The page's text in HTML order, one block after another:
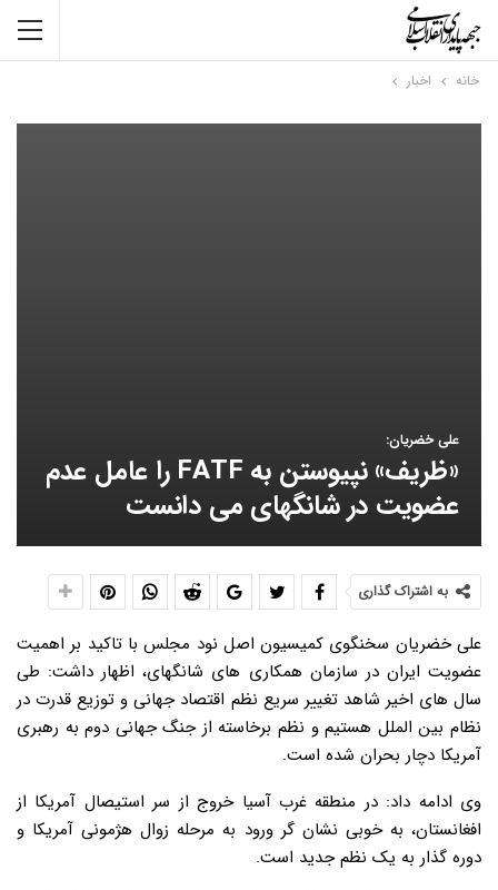
خانه اخبار
علی خضریان:
«ظریف» نپیوستن به FATF را عامل عدم
عضویت در شانگهای می دانست
به اشتراک گذاری
علی خضریان سخنگوی کمیسیون اصل نود مجلس با تاکید بر اهمیت
عضویت ایران در سازمان همکاری های شانگهای، اظهار داشت: طی
سال های اخیر شاهد تغییر سریع نظم اقتصاد جهانی و توزیع قدرت در
نظام بین الملل هستیم و نظم برخاسته از جنگ جهانی دوم به رهبری
آمریکا دچار بحران شده است.
وی ادامه داد: در منطقه غرب آسیا خروج از سر استیصال آمریکا از
افغانستان، به خوبی نشان گر ورود به مرحله زوال هژمونی آمریکا و
دوره گذار به یک نظم جدید است.